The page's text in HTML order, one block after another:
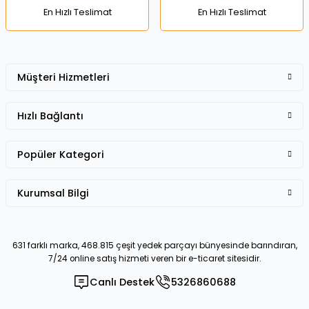
En Hızlı Teslimat En Hızlı Teslimat
631 farklı marka, 468.815 çeşit yedek parçayı bünyesinde barındıran,
7/24 online satış hizmeti veren bir e-ticaret sitesidir.
Canlı Destek 5326860688
Müşteri Hizmetleri
Hızlı Bağlantı
Popüler Kategori
Kurumsal Bilgi